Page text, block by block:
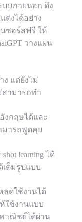
บบภายนอก ดึง
ต่งได้อย่าง
ซอร์สฟรี ให้
วางแผน
ง แต่ยังไม่
สามารถทำ
งกฤษได้และ
มารถพูดคุย
learning ได้
ต็มรูปแบบ
ลดใช้งานได้
ใช้งานแบบ
พาณิชย์ได้ผ่าน